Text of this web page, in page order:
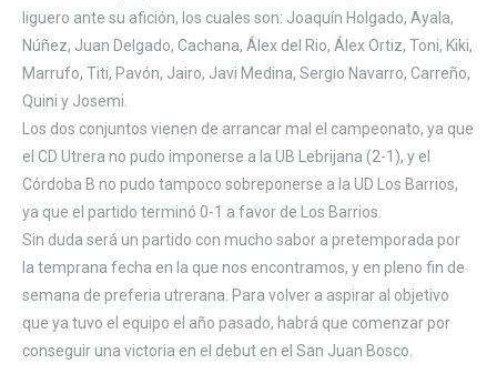
liguero ante su afición, los cuales son: Joaquín Holgado, Ayala,
Núñez, Juan Delgado, Cachana, Álex del Rio, Álex Ortiz, Toni, Kiki,
Marrufo, Titi, Pavón, Jairo, Javi Medina, Sergio Navarro, Carreño,
Quini y Josemi.
Los dos conjuntos vienen de arrancar mal el campeonato, ya que
el CD Utrera no pudo imponerse a la UB Lebrijana (2-1), y el
Córdoba B no pudo tampoco sobreponerse a la UD Los Barrios,
ya que el partido terminó 0-1 a favor de Los Barrios.
Sin duda será un partido con mucho sabor a pretemporada por
la temprana fecha en la que nos encontramos, y en pleno fin de
semana de preferia utrerana. Para volver a aspirar al objetivo
que ya tuvo el equipo el año pasado, habrá que comenzar por
conseguir una victoria en el debut en el San Juan Bosco.